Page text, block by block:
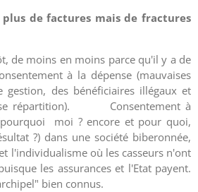
de factures mais de fractures
de moins en moins parce qu'il y a de
à la dépense (mauvaises
gestion, des bénéficiaires illégaux et
répartition). Consentement à
moi ? encore et pour quoi,
?) dans une société biberonnée,
l'individualisme où les casseurs n'ont
les assurances et l'Etat payent.
bien connus.